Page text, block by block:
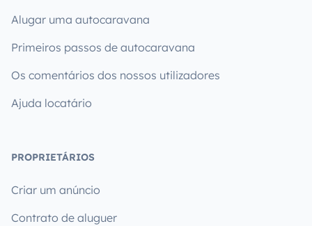
Alugar uma autocaravana
Primeiros passos de autocaravana
Os comentários dos nossos utilizadores
Ajuda locatário
PROPRIETÁRIOS
Criar um anúncio
Contrato de aluguer